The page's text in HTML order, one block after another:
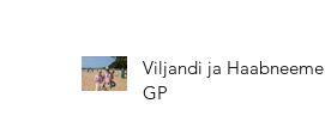
Viljandi ja Haabneeme
GP